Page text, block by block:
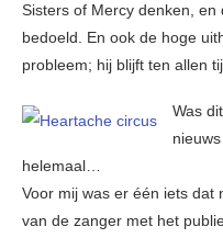
Sisters of Mercy denken,
bedoeld. En ook de hoge
probleem; hij blijft ten allen
Was
helemaal…
Voor mij was er één iets dat
van de zanger met het